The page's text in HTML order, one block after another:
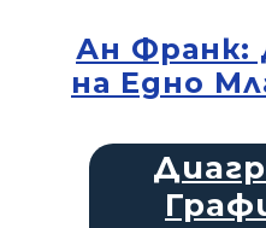
Ан Франк:
на Едно